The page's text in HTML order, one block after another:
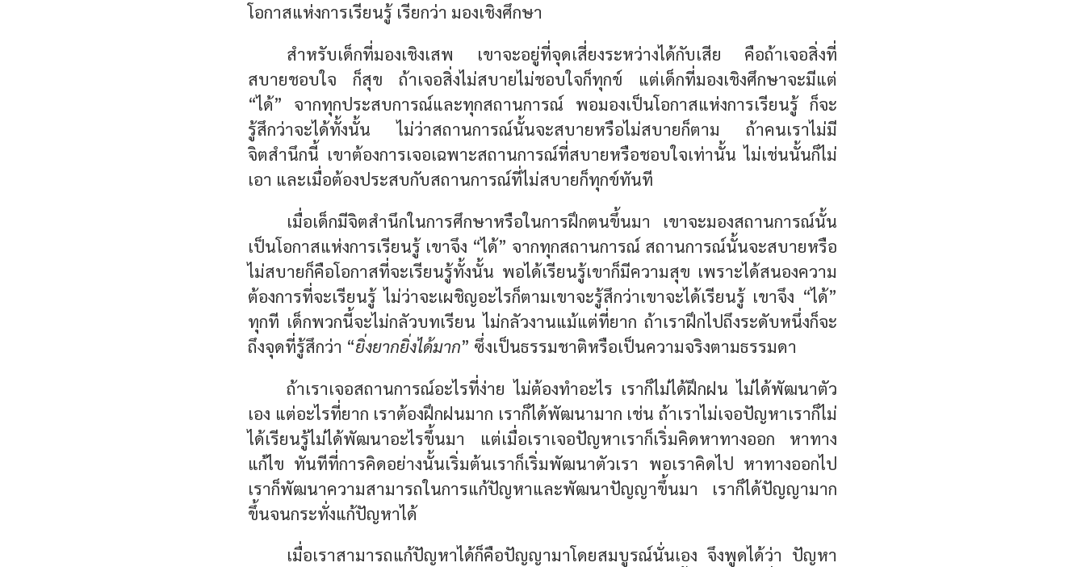
โอกาสแห่งการเรียนรู้ เรียกว่า มองเชิงศึกษา
สำหรับเด็กที่มองเชิงเสพ เขาจะอยู่ที่จุดเสี่ยงระหว่างได้กับเสีย คือถ้าเจอสิ่งที่
สบายชอบใจ ก็สุข ถ้าเจอสิ่งไม่สบายไม่ชอบใจก็ทุกข์ แต่เด็กที่มองเชิงศึกษาจะมีแต่
“ได้” จากทุกประสบการณ์และทุกสถานการณ์ พอมองเป็นโอกาสแห่งการเรียนรู้ ก็จะ
รู้สึกว่าจะได้ทั้งนั้น ไม่ว่าสถานการณ์นั้นจะสบายหรือไม่สบายก็ตาม ถ้าคนเราไม่มี
จิตสำนึกนี้ เขาต้องการเจอเฉพาะสถานการณ์ที่สบายหรือชอบใจเท่านั้น ไม่เช่นนั้นก็ไม่
เอา และเมื่อต้องประสบกับสถานการณ์ที่ไม่สบายก็ทุกข์ทันที
เมื่อเด็กมีจิตสำนึกในการศึกษาหรือในการฝึกตนขึ้นมา เขาจะมองสถานการณ์นั้น
เป็นโอกาสแห่งการเรียนรู้ เขาจึง “ได้” จากทุกสถานการณ์ สถานการณ์นั้นจะสบายหรือ
ไม่สบายก็คือโอกาสที่จะเรียนรู้ทั้งนั้น พอได้เรียนรู้เขาก็มีความสุข เพราะได้สนองความ
ต้องการที่จะเรียนรู้ ไม่ว่าจะเผชิญอะไรก็ตามเขาจะรู้สึกว่าเขาจะได้เรียนรู้ เขาจึง “ได้”
ทุกที เด็กพวกนี้จะไม่กลัวบทเรียน ไม่กลัวงานแม้แต่ที่ยาก ถ้าเราฝึกไปถึงระดับหนึ่งก็จะ
ถึงจุดที่รู้สึกว่า “ยิ่งยากยิ่งได้มาก” ซึ่งเป็นธรรมชาติหรือเป็นความจริงตามธรรมดา
ถ้าเราเจอสถานการณ์อะไรที่ง่าย ไม่ต้องทำอะไร เราก็ไม่ได้ฝึกฝน ไม่ได้พัฒนาตัว
เอง แต่อะไรที่ยาก เราต้องฝึกฝนมาก เราก็ได้พัฒนามาก เช่น ถ้าเราไม่เจอปัญหาเราก็ไม่
ได้เรียนรู้ไม่ได้พัฒนาอะไรขึ้นมา แต่เมื่อเราเจอปัญหาเราก็เริ่มคิดหาทางออก หาทาง
แก้ไข ทันทีที่การคิดอย่างนั้นเริ่มต้นเราก็เริ่มพัฒนาตัวเรา พอเราคิดไป หาทางออกไป
เราก็พัฒนาความสามารถในการแก้ปัญหาและพัฒนาปัญญาขึ้นมา เราก็ได้ปัญญามาก
ขึ้นจนกระทั่งแก้ปัญหาได้
เมื่อเราสามารถแก้ปัญหาได้ก็คือปัญญามาโดยสมบูรณ์นั่นเอง จึงพูดได้ว่า ปัญหา